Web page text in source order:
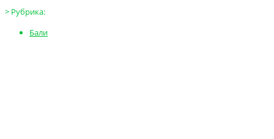
> Рубрика:
Бали